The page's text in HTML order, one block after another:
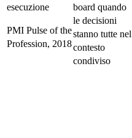
esecuzione
PMI Pulse of the
Profession, 2018
board quando
le decisioni
stanno tutte nel
contesto
condiviso